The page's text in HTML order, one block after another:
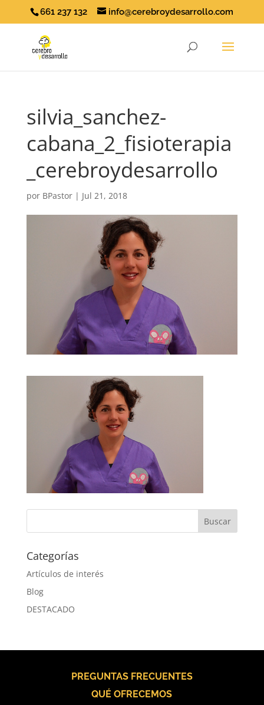
661 237 132 info@cerebroydesarrollo.com
silvia_sanchez-
cabana_2_fisioterapia
_cerebroydesarrollo
por BPastor| Jul 21, 2018
Categorías
Artículos de interés
Blog
DESTACADO
PREGUNTAS FRECUENTES
QUÉ OFRECEMOS